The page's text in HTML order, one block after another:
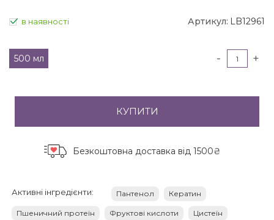
в наявності Артикул: LB12961
500 мл - +
КУПИТИ
Безкоштовна доставка від 1500₴
Активні інгредієнти: Пантенол Кератин
Пшеничний протеїн Фруктові кислоти Цистеїн